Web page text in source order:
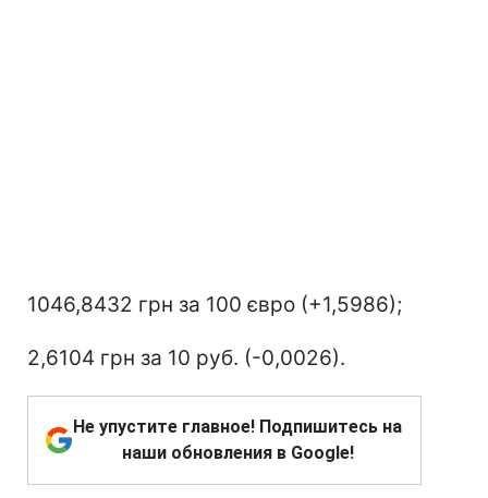
1046,8432 грн за 100 євро (+1,5986);
2,6104 грн за 10 руб. (-0,0026).
Не упустите главное! Подпишитесь на
наши обновления в Google!